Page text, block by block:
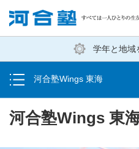
塾生の方
学年と地域
河合塾Wings 東海
学費
お申し込み方法
教室一覧
河合塾Wings 東